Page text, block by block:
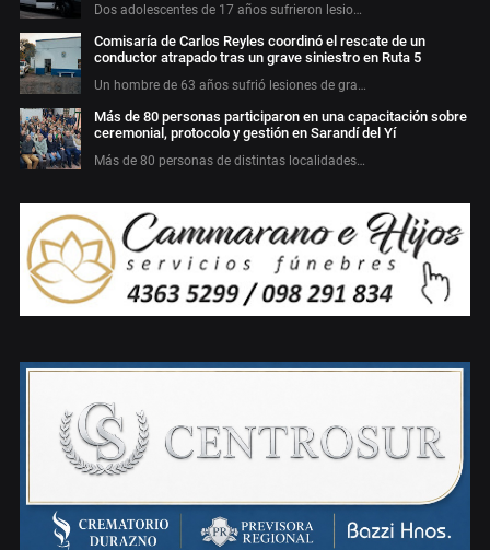
Dos adolescentes de 17 años sufrieron lesio…
Comisaría de Carlos Reyles coordinó el rescate de un
conductor atrapado tras un grave siniestro en Ruta 5
Un hombre de 63 años sufrió lesiones de gra…
Más de 80 personas participaron en una capacitación sobre
ceremonial, protocolo y gestión en Sarandí del Yí
Más de 80 personas de distintas localidades…